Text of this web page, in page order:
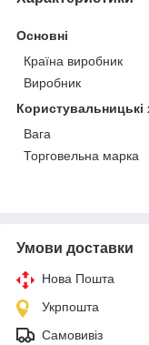
Основні
Країна виробник
Виробник
Користувальницькі
Вага
Торговельна марка
Умови доставки
Нова Пошта
Укрпошта
Самовивіз